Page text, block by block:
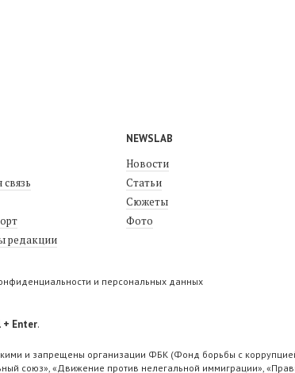
редакции
NEWSLAB
Новости
Статьи
Сюжеты
Фото
и персональных данных
+ Enter.
и запрещены организации ФБК (Фонд борьбы с
союз», «Движение против нелегальной иммиграции»,